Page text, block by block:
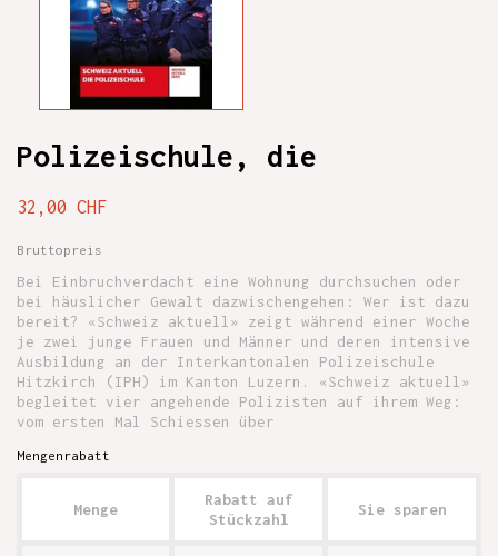
Polizeischule, die
32,00 CHF
Bruttopreis
Bei Einbruchverdacht eine Wohnung durchsuchen oder
bei häuslicher Gewalt dazwischengehen: Wer ist dazu
bereit? «Schweiz aktuell» zeigt während einer Woche
je zwei junge Frauen und Männer und deren intensive
Ausbildung an der Interkantonalen Polizeischule
Hitzkirch (IPH) im Kanton Luzern. «Schweiz aktuell»
begleitet vier angehende Polizisten auf ihrem Weg:
vom ersten Mal Schiessen über
Mengenrabatt
Menge
Rabatt auf
Stückzahl
Sie sparen